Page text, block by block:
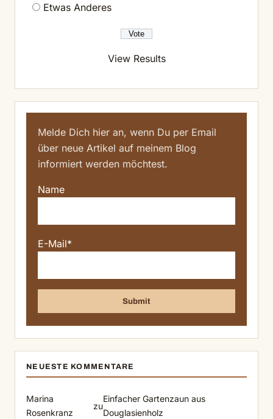
Etwas Anderes
View Results
Melde Dich hier an, wenn Du per Email
über neue Artikel auf meinem Blog
informiert werden möchtest.
Name
E-Mail*
NEUESTE KOMMENTARE
Marina
Rosenkranz
zu
Einfacher Gartenzaun aus
Douglasienholz